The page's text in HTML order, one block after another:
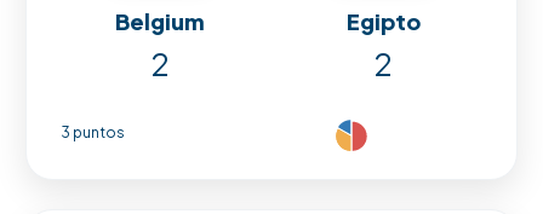
Belgium Egipto
2 2
3 puntos